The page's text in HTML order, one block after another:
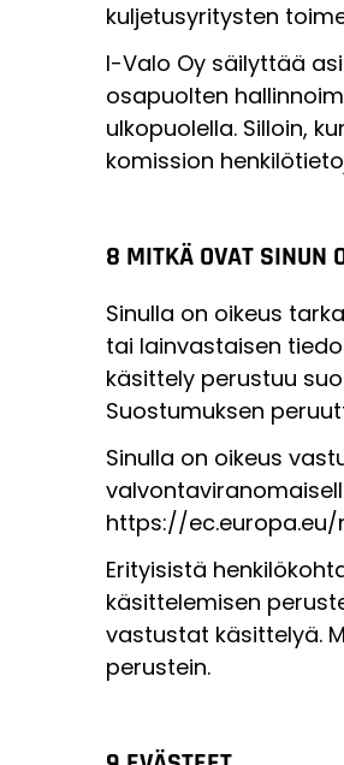
kuljetusyritysten
I-Valo Oy säilyttää
osapuolten
ulkopuolella. Silloin,
komission
8 MITKÄ OVAT SINUN
Sinulla on oikeus
tai lainvastaisen
käsittely perustuu
Suostumuksen
Sinulla on oikeus
https://
Erityisistä
käsittelemisen
vastustat käsittelyä.
perustein.